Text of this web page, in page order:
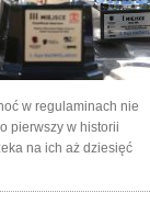
w regulaminach nie
pierwszy w historii
na ich aż dziesięć